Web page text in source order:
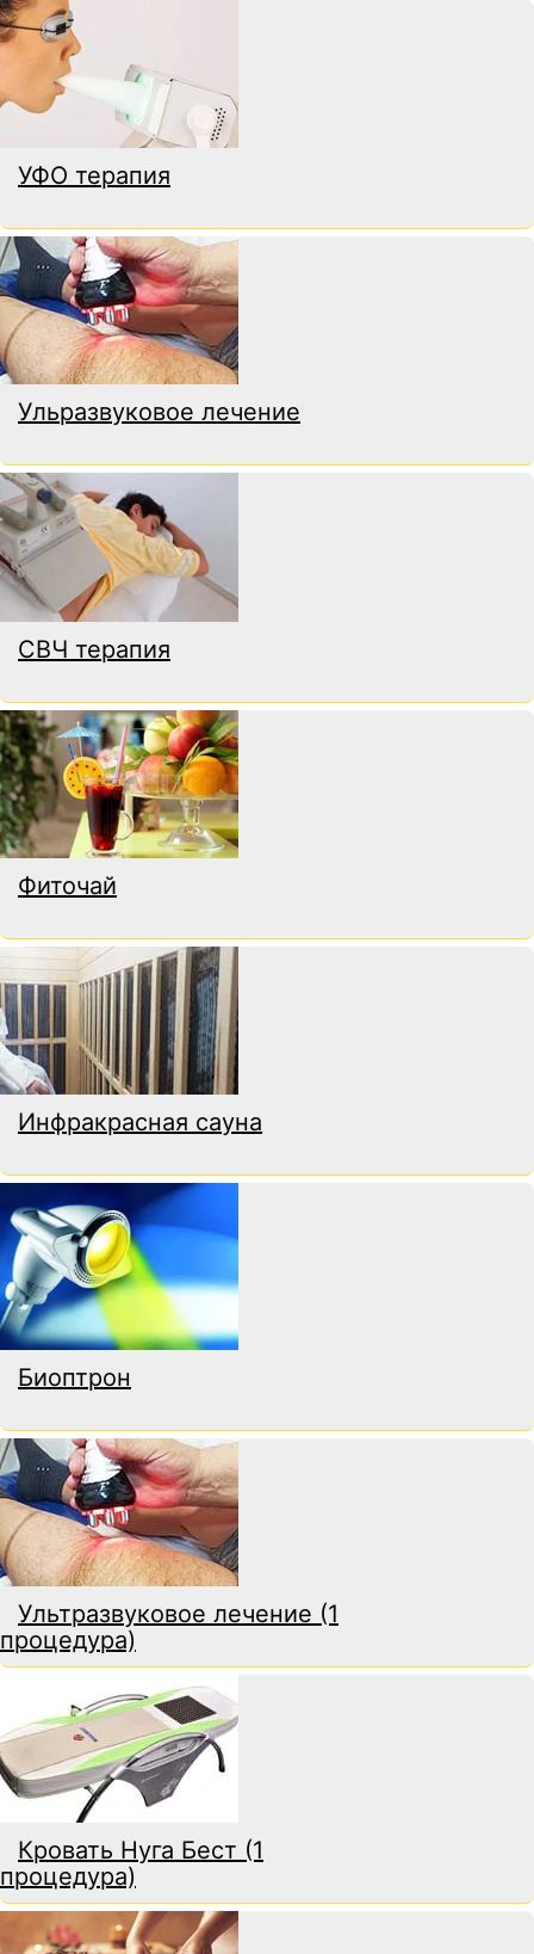
УФО терапия
Ульразвуковое лечение
СВЧ терапия
Фиточай
Инфракрасная сауна
Биоптрон
Ультразвуковое лечение (1
процедура)
Кровать Нуга Бест (1
процедура)